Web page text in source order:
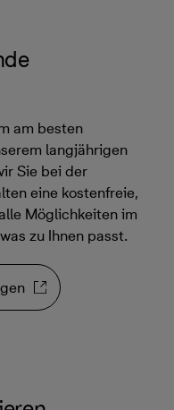
am besten
langjährigen
Sie bei der
eine kostenfreie,
Möglichkeiten im
zu Ihnen passt.